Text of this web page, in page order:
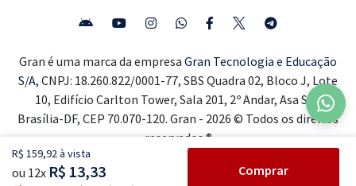
R$ 159,92 à vista
ou 12x R$ 13,33 Comprar
Gran é uma marca da empresa Gran Tecnologia e Educação
S/A, CNPJ: 18.260.822/0001-77, SBS Quadra 02, Bloco J, Lote
10, Edifício Carlton Tower, Sala 201, 2º Andar, Asa Sul,
Brasília-DF, CEP 70.070-120. Gran - 2026 © Todos os direitos
reservados ®